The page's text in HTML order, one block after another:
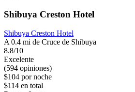
Shibuya Creston Hotel
Shibuya Creston Hotel
A 0.4 mi de Cruce de Shibuya
8.8/10
Excelente
(594 opiniones)
$104 por noche
$114 en total